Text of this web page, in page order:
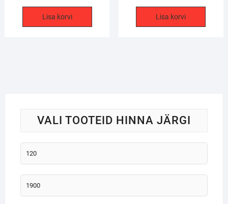
Lisa korvi Lisa korvi
VALI TOOTEID HINNA JÄRGI
Minimaalne
hind
Maksimaalne
hind